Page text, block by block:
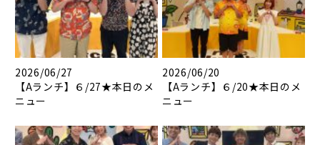
2026/06/27
【Aランチ】６/27★本日のメ
ニュー
2026/06/20
【Aランチ】６/20★本日のメ
ニュー